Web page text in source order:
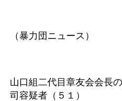
（暴力団ニュース）
山口組二代目章友会会長
司容疑者（５１）